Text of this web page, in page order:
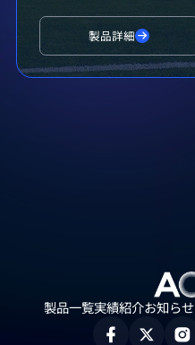
製品詳細
製品一覧実績紹介お知らせ